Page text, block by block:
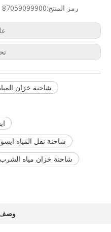
رمز المنتج:87059099900
شاحنة خزان
شاحنة نقل المياه
شاحنة خزان مياه الشرب
وصف